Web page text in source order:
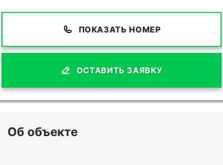
ПОКАЗАТЬ НОМЕР
ОСТАВИТЬ ЗАЯВКУ
Об объекте